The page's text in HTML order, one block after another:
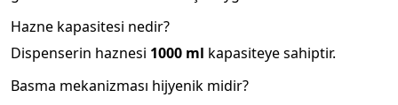
Hazne kapasitesi nedir?
Dispenserin haznesi 1000 ml kapasiteye sahiptir.
Basma mekanizması hijyenik midir?